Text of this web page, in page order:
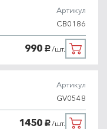
Артикул
CB0186
990 руб./шт.
Артикул
GV0548
1450 руб./шт.